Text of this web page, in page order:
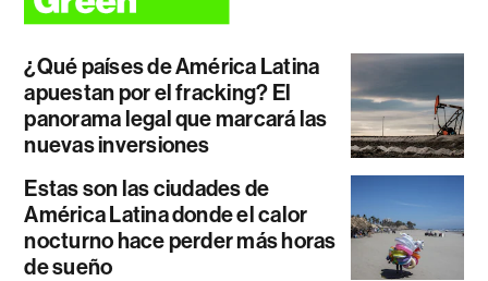
¿Qué países de América Latina
apuestan por el fracking? El
panorama legal que marcará las
nuevas inversiones
Estas son las ciudades de
América Latina donde el calor
nocturno hace perder más horas
de sueño